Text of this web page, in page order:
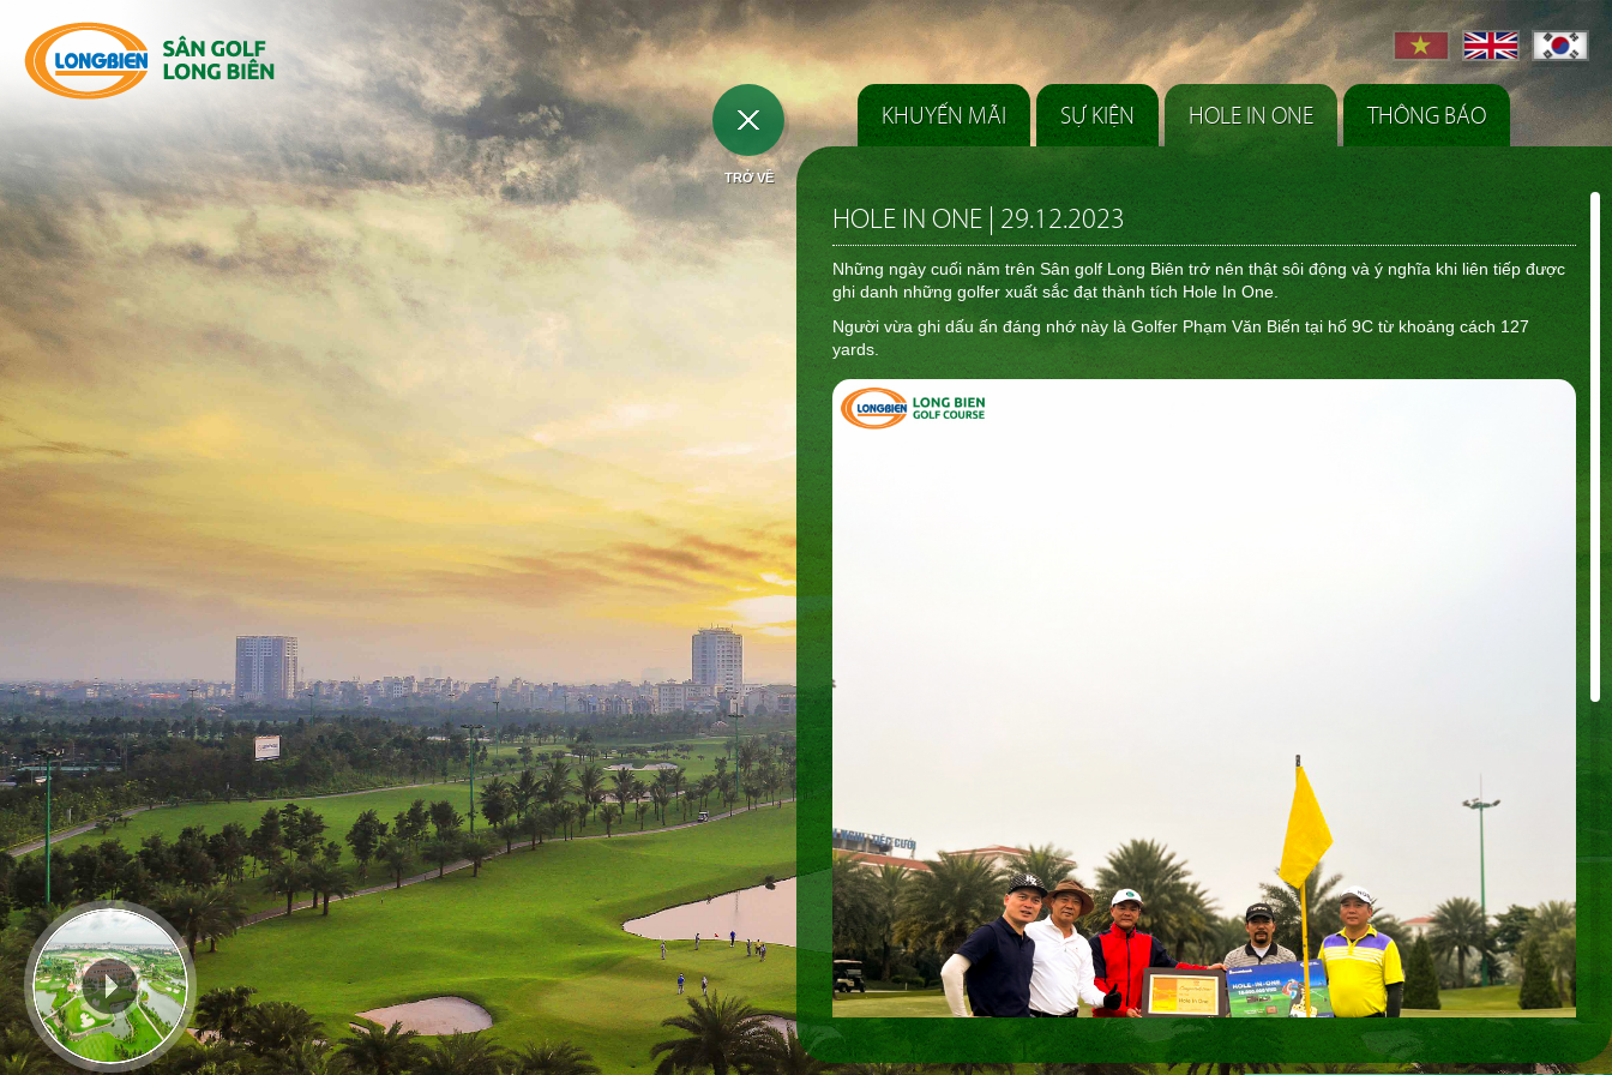
KHUYẾN MÃI SỰ KIỆN HOLE IN ONE THÔNG BÁO
TRỞ VỀ
HOLE IN ONE | 29.12.2023
Những ngày cuối năm trên Sân golf Long Biên trở nên thật sôi động và ý nghĩa khi liên tiếp được
ghi danh những golfer xuất sắc đạt thành tích Hole In One.
Người vừa ghi dấu ấn đáng nhớ này là Golfer Phạm Văn Biển tại hố 9C từ khoảng cách 127
yards.